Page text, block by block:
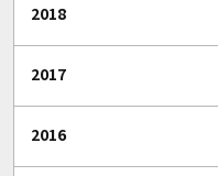
2018
2017
2016